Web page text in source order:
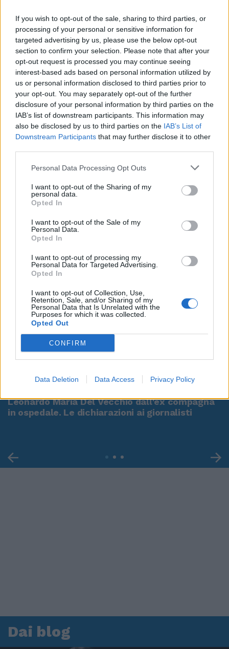
If you wish to opt-out of the sale, sharing to third parties, or
processing of your personal or sensitive information for
targeted advertising by us, please use the below opt-out
section to confirm your selection. Please note that after your
opt-out request is processed you may continue seeing
interest-based ads based on personal information utilized by
us or personal information disclosed to third parties prior to
your opt-out. You may separately opt-out of the further
disclosure of your personal information by third parties on the
IAB’s list of downstream participants. This information may
also be disclosed by us to third parties on the IAB’s List of
Downstream Participants that may further disclose it to other
Personal Data Processing Opt Outs
I want to opt-out of the Sharing of my
personal data.
Opted In
I want to opt-out of the Sale of my
Personal Data.
Opted In
I want to opt-out of processing my
Personal Data for Targeted Advertising.
Opted In
I want to opt-out of Collection, Use,
Retention, Sale, and/or Sharing of my
Personal Data that Is Unrelated with the
Purposes for which it was collected.
Opted Out
CONFIRM
Data Deletion Data Access Privacy Policy
Leonardo Maria Del Vecchio dall'ex compagna
in ospedale. Le dichiarazioni ai giornalisti
Dai blog